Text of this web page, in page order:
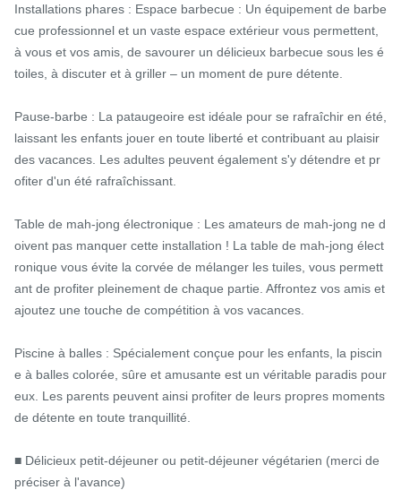
Installations phares : Espace barbecue : Un équipement de barbe
cue professionnel et un vaste espace extérieur vous permettent,
à vous et vos amis, de savourer un délicieux barbecue sous les é
toiles, à discuter et à griller – un moment de pure détente.
Pause-barbe : La pataugeoire est idéale pour se rafraîchir en été,
laissant les enfants jouer en toute liberté et contribuant au plaisir
des vacances. Les adultes peuvent également s'y détendre et pr
ofiter d'un été rafraîchissant.
Table de mah-jong électronique : Les amateurs de mah-jong ne d
oivent pas manquer cette installation ! La table de mah-jong élect
ronique vous évite la corvée de mélanger les tuiles, vous permett
ant de profiter pleinement de chaque partie. Affrontez vos amis et
ajoutez une touche de compétition à vos vacances.
Piscine à balles : Spécialement conçue pour les enfants, la piscin
e à balles colorée, sûre et amusante est un véritable paradis pour
eux. Les parents peuvent ainsi profiter de leurs propres moments
de détente en toute tranquillité.
■ Délicieux petit-déjeuner ou petit-déjeuner végétarien (merci de
préciser à l'avance)